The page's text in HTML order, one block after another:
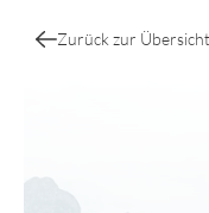
Zurück zur Übersicht